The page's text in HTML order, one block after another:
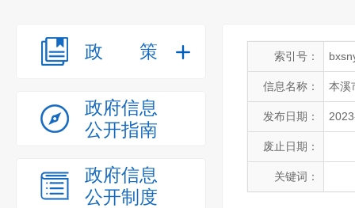
政策
政府信息
公开指南
政府信息
公开制度
索引号：
信息名称： 本溪
发布日期：
废止日期：
关键词：